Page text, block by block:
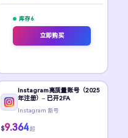
库存 6
立即购买
Instagram高质量账号（2025
年注册）– 已开2FA
Instagram 新号
$9.364 起